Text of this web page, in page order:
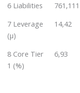
6 Liabilities 761,111
7 Leverage
(µ)
14,42
8 Core Tier
1 (%)
6,93